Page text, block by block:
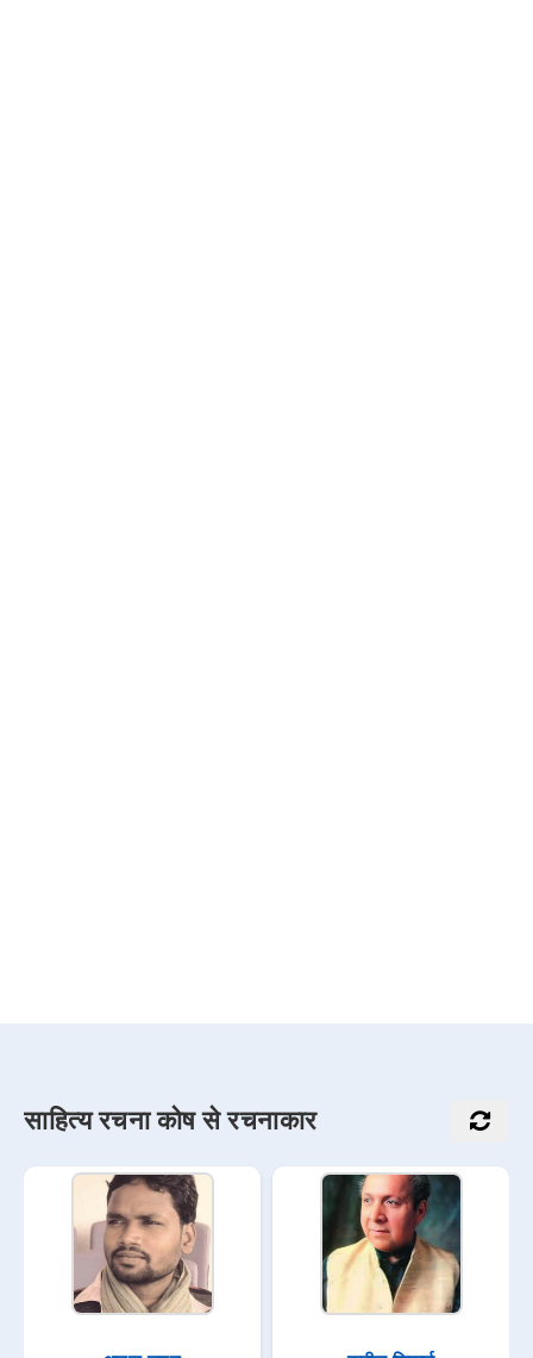
साहित्य रचना कोष से रचनाकार